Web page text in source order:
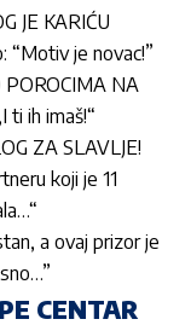
JE KARIĆU
“Motiv je novac!”
NA
ti ih imaš!“
ZA SLAVLJE!
koji je 11
a ovaj prizor je
CENTAR